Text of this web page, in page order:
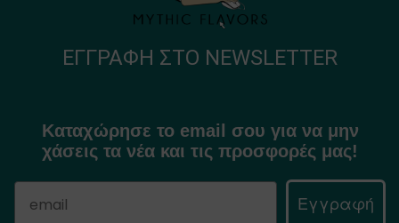
ΕΓΓΡΑΦΉ ΣΤΟ NEWSLETTER
Καταχώρησε το email σου για να μην
χάσεις τα νέα και τις προσφορές μας!
Εγγραφή